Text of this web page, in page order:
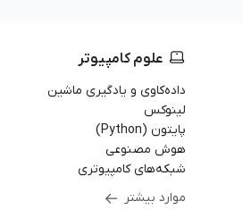
علوم کامپیوتر
داده‌کاوی و یادگیری ماشین
لینوکس
پایتون (Python)
هوش مصنوعی
شبکه‌های کامپیوتری
موارد بیشتر